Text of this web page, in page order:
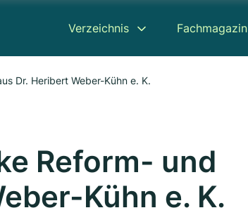
Verzeichnis Fachmagazin
Dr. Heribert Weber-Kühn e. K.
Reform- und
Kühn e. K.